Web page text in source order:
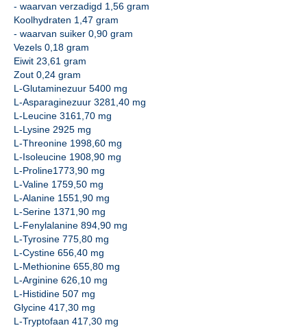
- waarvan verzadigd 1,56 gram
Koolhydraten 1,47 gram
- waarvan suiker 0,90 gram
Vezels 0,18 gram
Eiwit 23,61 gram
Zout 0,24 gram
L-Glutaminezuur 5400 mg
L-Asparaginezuur 3281,40 mg
L-Leucine 3161,70 mg
L-Lysine 2925 mg
L-Threonine 1998,60 mg
L-Isoleucine 1908,90 mg
L-Proline1773,90 mg
L-Valine 1759,50 mg
L-Alanine 1551,90 mg
L-Serine 1371,90 mg
L-Fenylalanine 894,90 mg
L-Tyrosine 775,80 mg
L-Cystine 656,40 mg
L-Methionine 655,80 mg
L-Arginine 626,10 mg
L-Histidine 507 mg
Glycine 417,30 mg
L-Tryptofaan 417,30 mg